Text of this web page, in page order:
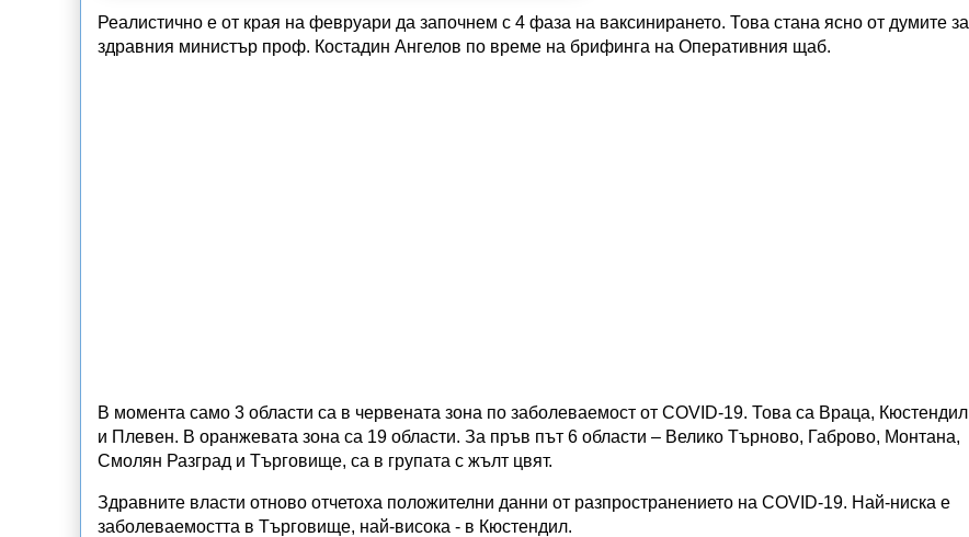
Реалистично е от края на февруари да започнем с 4 фаза на ваксинирането. Това стана ясно от думите за
здравния министър проф. Костадин Ангелов по време на брифинга на Оперативния щаб.
В момента само 3 области са в червената зона по заболеваемост от COVID-19. Това са Враца, Кюстендил
и Плевен. В оранжевата зона са 19 области. За пръв път 6 области – Велико Търново, Габрово, Монтана,
Смолян Разград и Търговище, са в групата с жълт цвят.
Здравните власти отново отчетоха положителни данни от разпространението на COVID-19. Най-ниска е
заболеваемостта в Търговище, най-висока - в Кюстендил.